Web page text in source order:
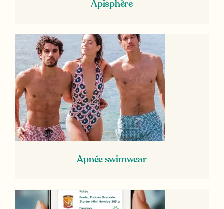
Apisphère
Apnée swimwear